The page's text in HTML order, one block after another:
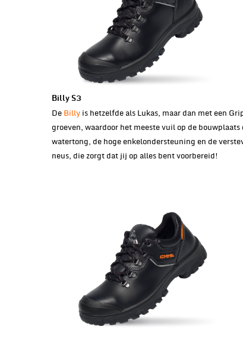
Billy S3
De Billy is hetzelfde als Lukas, maar dan met een
groeven, waardoor het meeste vuil op de
watertong, de hoge enkelondersteuning en de
neus, die zorgt dat jij op alles bent voorbereid!